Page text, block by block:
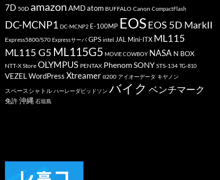
7D 50D amazon AMDatom BUFFALO Canon CompactFlash
DC-MCNP1 DC-MCNP2 E-100MP EOSEOS 5D MarkII
Express5800/S70 Expressサーバ GPS intel JAL Mini-ITX ML115
ML115 G5 ML115G5 MOVIE COWBOY NASA N BOX
NTT-X Store OLYMPUS PENTAX PhenomSONY STS-134 TG-810
VEZELWordPress Xtreamer α200 アイオーデータ キヤノン
スペースシャトル ハーレーダビッドソン バイク ベンチマーク
免許沖縄 石垣島